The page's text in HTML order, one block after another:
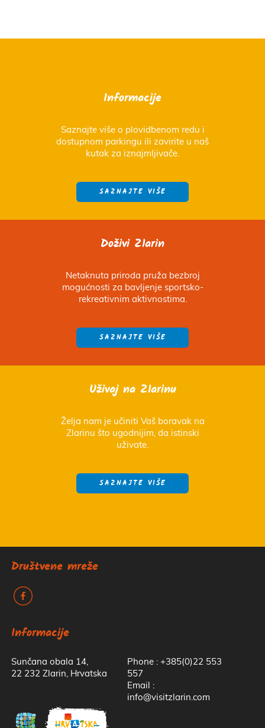
Informacije
Saznajte više o plovidbenom redu i
dostupnom parkingu ili zavirite u naš
kutak za iznajmljivače.
SAZNAJTE VIŠE
Doživi Zlarin
Netaknuta priroda pruža bezbroj
mogućnosti za bavljenje sportsko-
rekreativnim aktivnostima.
SAZNAJTE VIŠE
Uživaj na Zlarinu
Želja nam je učiniti Vaš boravak na
Zlarinu što ugodnijim, da istinski
uživate.
SAZNAJTE VIŠE
Društvene mreže
k
Informacije
Sunčana obala 14,
22 232 Zlarin, Hrvatska
Phone : +385(0)22 553
557
Email :
info@visitzlarin.com